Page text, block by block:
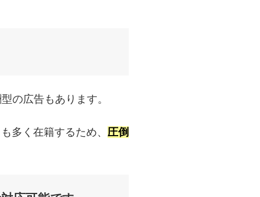
の広告もあります。
多く在籍するため、 圧倒